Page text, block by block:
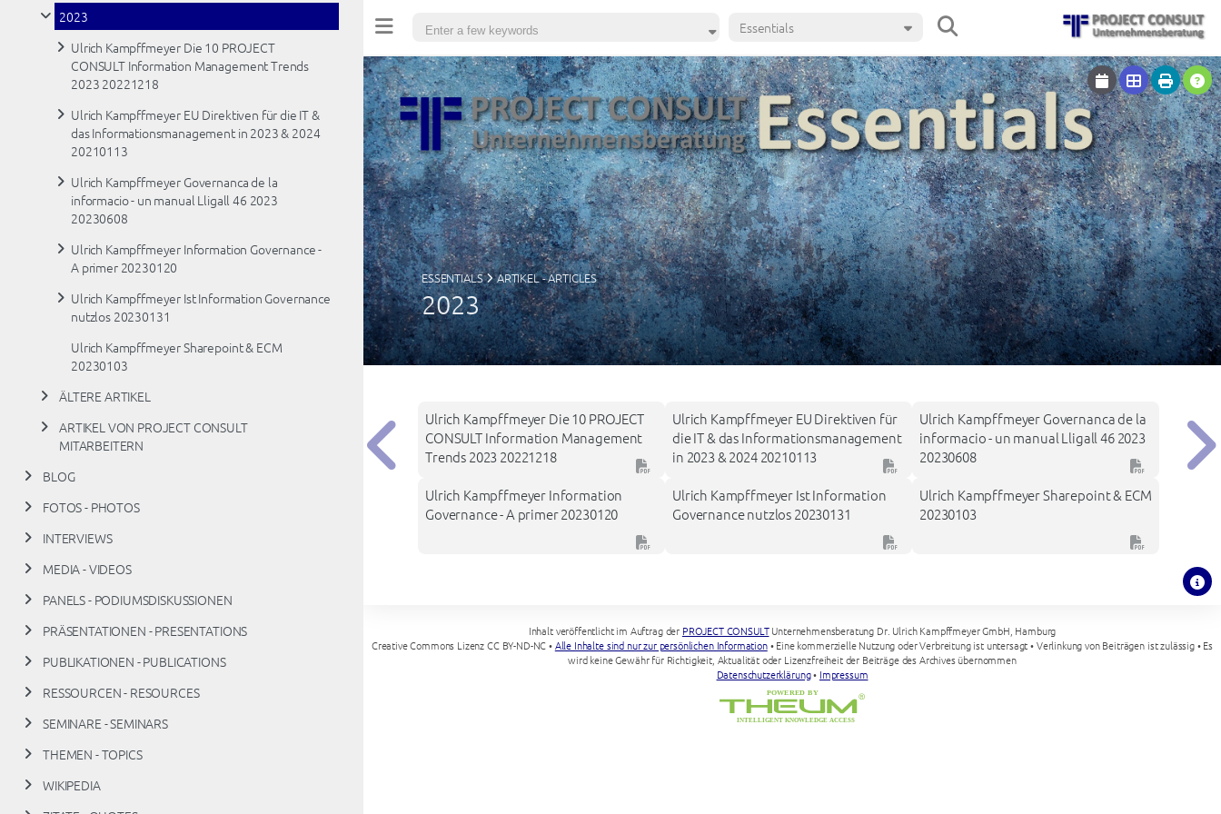
2023
Ulrich Kampffmeyer Die 10 PROJECT
CONSULT Information Management Trends
2023 20221218
Ulrich Kampffmeyer EU Direktiven für die IT &
das Informationsmanagement in 2023 & 2024
20210113
Ulrich Kampffmeyer Governanca de la
informacio - un manual Lligall 46 2023
20230608
Ulrich Kampffmeyer Information Governance -
A primer 20230120
Ulrich Kampffmeyer Ist Information Governance
nutzlos 20230131
Ulrich Kampffmeyer Sharepoint & ECM
20230103
ÄLTERE ARTIKEL
ARTIKEL VON PROJECT CONSULT
MITARBEITERN
BLOG
FOTOS - PHOTOS
INTERVIEWS
MEDIA - VIDEOS
PANELS - PODIUMSDISKUSSIONEN
PRÄSENTATIONEN - PRESENTATIONS
PUBLIKATIONEN - PUBLICATIONS
RESSOURCEN - RESOURCES
SEMINARE - SEMINARS
THEMEN - TOPICS
WIKIPEDIA
Essentials
ESSENTIALS ARTIKEL - ARTICLES
2023
Ulrich Kampffmeyer Die 10 PROJECT
CONSULT Information Management
Trends 2023 20221218
Ulrich Kampffmeyer EU Direktiven für
die IT & das Informationsmanagement
in 2023 & 2024 20210113
Ulrich Kampffmeyer Governanca de la
informacio - un manual Lligall 46 2023
20230608
Ulrich Kampffmeyer Information
Governance - A primer 20230120
Ulrich Kampffmeyer Ist Information
Governance nutzlos 20230131
Ulrich Kampffmeyer Sharepoint & ECM
20230103
Inhalt veröffentlicht im Auftrag der PROJECT CONSULTUnternehmensberatung Dr. Ulrich Kampffmeyer GmbH, Hamburg
Creative Commons Lizenz CC BY-ND-NC •Alle Inhalte sind nur zur persönlichen Information• Eine kommerzielle Nutzung oder Verbreitung ist untersagt • Verlinkung von Beiträgen ist zulässig • Es
wird keine Gewähr für Richtigkeit, Aktualität oder Lizenzfreiheit der Beiträge des Archives übernommen
Datenschutzerklärung• Impressum